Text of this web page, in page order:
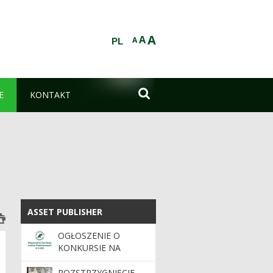
AAA
PL
KONTAKT 
ASSET PUBLISHER
ASSET PUBLISHER
OGŁOSZENIE O
KONKURSIE NA
STANOWISKO